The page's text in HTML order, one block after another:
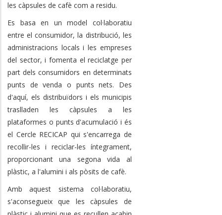
les càpsules de cafè com a residu.
Es basa en un model col·laboratiu
entre el consumidor, la distribució, les
administracions locals i les empreses
del sector, i fomenta el reciclatge per
part dels consumidors en determinats
punts de venda o punts nets. Des
d'aquí, els distribuïdors i els municipis
traslladen les càpsules a les
plataformes o punts d'acumulació i és
el Cercle RECICAP qui s'encarrega de
recollir-les i reciclar-les íntegrament,
proporcionant una segona vida al
plàstic, a l'alumini i als pòsits de cafè.
Amb aquest sistema col·laboratiu,
s'aconsegueix que les càpsules de